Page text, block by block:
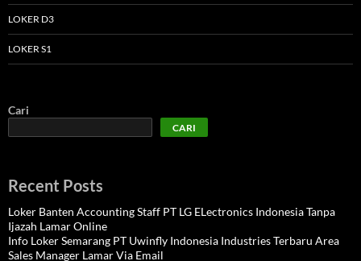
LOKER D3
LOKER S1
Cari
CARI
Recent Posts
Loker Banten Accounting Staff PT LG ELectronics Indonesia Tanpa
Ijazah Lamar Online
Info Loker Semarang PT Uwinfly Indonesia Industries Terbaru Area
Sales Manager Lamar Via Email